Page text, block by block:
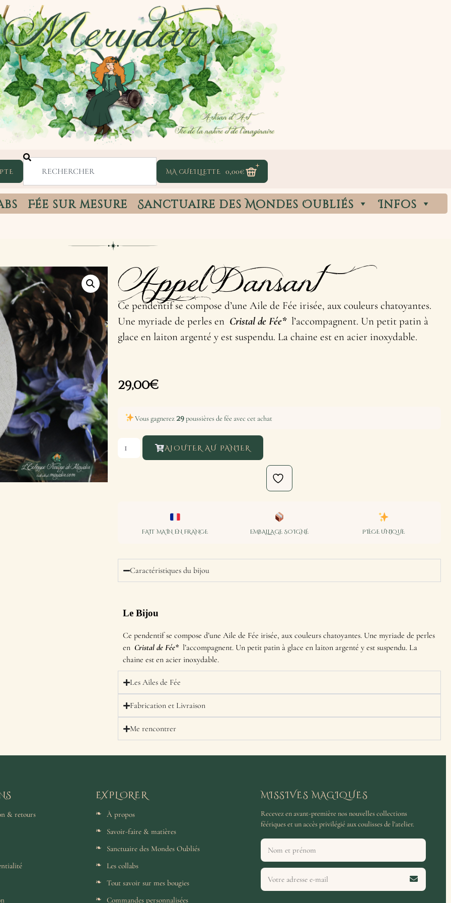
0,00€
Fée sur mesure Sanctuaire des Mondes Oubliés Infos
Appel Dansant
Ce pendentif se compose d’une Aile de Fée irisée, aux couleurs chatoyantes.
Une myriade de perles en Cristal de Fée* l’accompagnent. Un petit patin à
glace en laiton argenté y est suspendu. La chaine est en acier inoxydable.
29,00€
Vous gagnerez 29poussières de fée avec cet achat
AJOUTER AU PANIER
FAIT MAIN EN FRANCE EMBALLAGE SOIGNÉ PIÈCE UNIQUE
Caractéristiques du bijou
Le Bijou
Ce pendentif se compose d’une Aile de Fée irisée, aux couleurs chatoyantes. Une myriade de perles
en Cristal de Fée* l’accompagnent. Un petit patin à glace en laiton argenté y est suspendu. La
chaine est en acier inoxydable.
Les Ailes de Fée
Fabrication et Livraison
Me rencontrer
& retours
EXPLORER
À propos
Savoir-faire & matières
Sanctuaire des Mondes Oubliés
Les collabs
Tout savoir sur mes bougies
Commandes personnalisées
MISSIVES MAGIQUES
Recevez en avant-première nos nouvelles collections
féériques et un accès privilégié aux coulisses de l'atelier.